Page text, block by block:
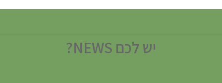
יש לכם NEWS?